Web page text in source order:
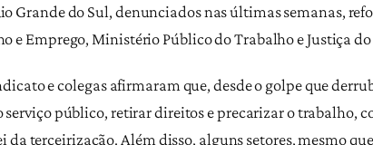
Grande do Sul, denunciados nas últimas semanas,
e Emprego, Ministério Público do Trabalho e Justiça
e colegas afirmaram que, desde o golpe que
público, retirar direitos e precarizar o trabalho,
terceirização. Além disso, alguns setores, mesmo